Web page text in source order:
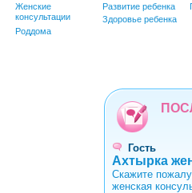
Женские
консультации
Роддома
Развитие ребенка
Здоровье ребенка
Гость
Ахтырка
Скажите
женская